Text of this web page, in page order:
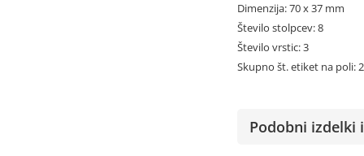
Dimenzija: 70 x 37 mm
Število stolpcev: 8
Število vrstic: 3
Skupno št. etiket na poli:
Podobni izdelki